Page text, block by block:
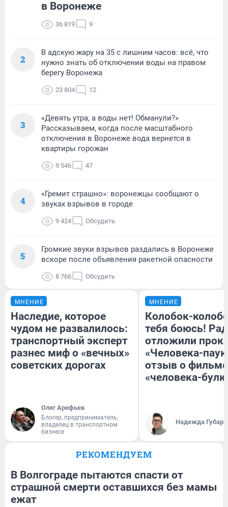
в Воронеже
36 819 9
2
В адскую жару на 35 с лишним часов: всё, что
нужно знать об отключении воды на правом
берегу Воронежа
23 804 12
3
«Девять утра, а воды нет! Обманули?»
Рассказываем, когда после масштабного
отключения в Воронеже вода вернется в
квартиры горожан
9 546 47
4
«Гремит страшно»: воронежцы сообщают о
звуках взрывов в городе
9 424 Обсудить
5
Громкие звуки взрывов раздались в Воронеже
вскоре после объявления ракетной опасности
8 766 Обсудить
МНЕНИЕ
Наследие, которое
чудом не развалилось:
транспортный эксперт
разнес миф о «вечных»
советских дорогах
Олег Арефьев
Блогер, предприниматель,
владелец в транспортном
бизнесе
МНЕНИЕ
Колобок-
тебя боюсь!
отложили
«Человека-
отзыв о
«человека-
Надежда Губарь
РЕКОМЕНДУЕМ
В Волгограде пытаются спасти от
страшной смерти оставшихся без мамы
ежат